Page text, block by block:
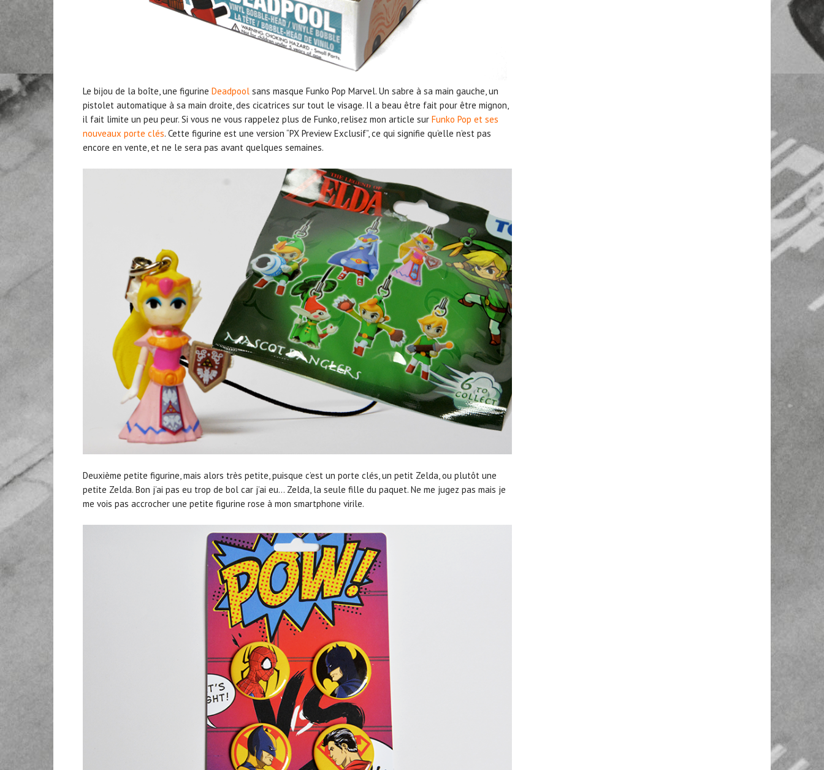
Le bijou de la boîte, une figurine Deadpool sans masque Funko Pop Marvel. Un sabre à sa main gauche, un
pistolet automatique à sa main droite, des cicatrices sur tout le visage. Il a beau être fait pour être mignon,
il fait limite un peu peur. Si vous ne vous rappelez plus de Funko, relisez mon article sur Funko Pop et ses
nouveaux porte clés. Cette figurine est une version “PX Preview Exclusif”, ce qui signifie qu’elle n’est pas
encore en vente, et ne le sera pas avant quelques semaines.
Deuxième petite figurine, mais alors très petite, puisque c’est un porte clés, un petit Zelda, ou plutôt une
petite Zelda. Bon j’ai pas eu trop de bol car j’ai eu… Zelda, la seule fille du paquet. Ne me jugez pas mais je
me vois pas accrocher une petite figurine rose à mon smartphone virile.